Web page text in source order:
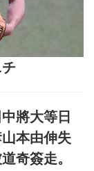
將大等日
本由伸失
奇簽走。